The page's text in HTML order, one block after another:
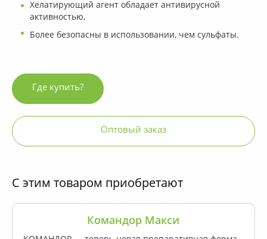
Хелатирующий агент обладает антивирусной
активностью,
Более безопасны в использовании, чем сульфаты.
Где купить?
Оптовый заказ
С этим товаром приобретают
Командор Макси
Пакет 20 / 40 г